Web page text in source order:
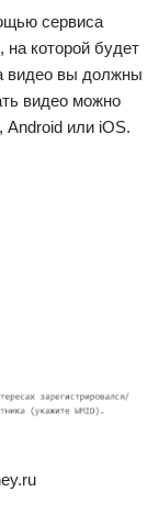
сервиса
на которой будет
видео вы должны
видео можно
Android или iOS.